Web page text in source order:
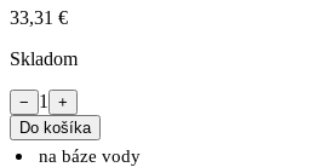
33,31 €
Skladom
− 1
+
Do košíka
na báze vody